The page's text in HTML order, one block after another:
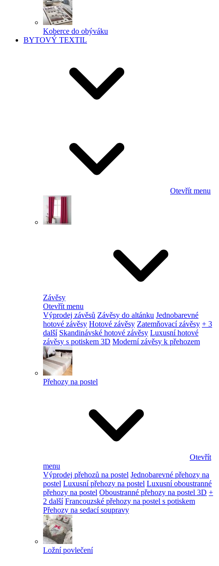
Koberce do obýváku
BYTOVÝ TEXTIL
Otevřít menu
Závěsy
Otevřít menu
Výprodej závěsů Závěsy do altánku Jednobarevné
hotové závěsy Hotové závěsy Zatemňovací závěsy + 3
další Skandinávské hotové závěsy Luxusní hotové
závěsy s potiskem 3D Moderní závěsy k přehozem
Přehozy na postel
Otevřít
menu
Výprodej přehozů na postel Jednobarevné přehozy na
postel Luxusní přehozy na postel Luxusní oboustranné
přehozy na postel Oboustranné přehozy na postel 3D +
2 další Francouzské přehozy na postel s potiskem
Přehozy na sedací soupravy
Ložní povlečení